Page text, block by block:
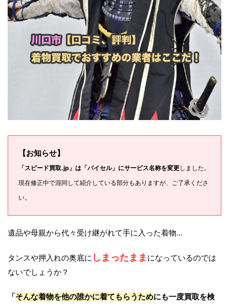
【お知らせ】
「スピード買取.jp」は「バイセル」にサービス名称を変更しました。
現在修正中で混同して紹介している部分もありますが、ご了承くださ
い。
遺品や母親から代々受け継がれて手に入った着物…
タンスや押入れの奥底に しまったまま になっているのでは
ないでしょうか？
「そんな着物を他の誰かに着てもらうためにも一度買取を検